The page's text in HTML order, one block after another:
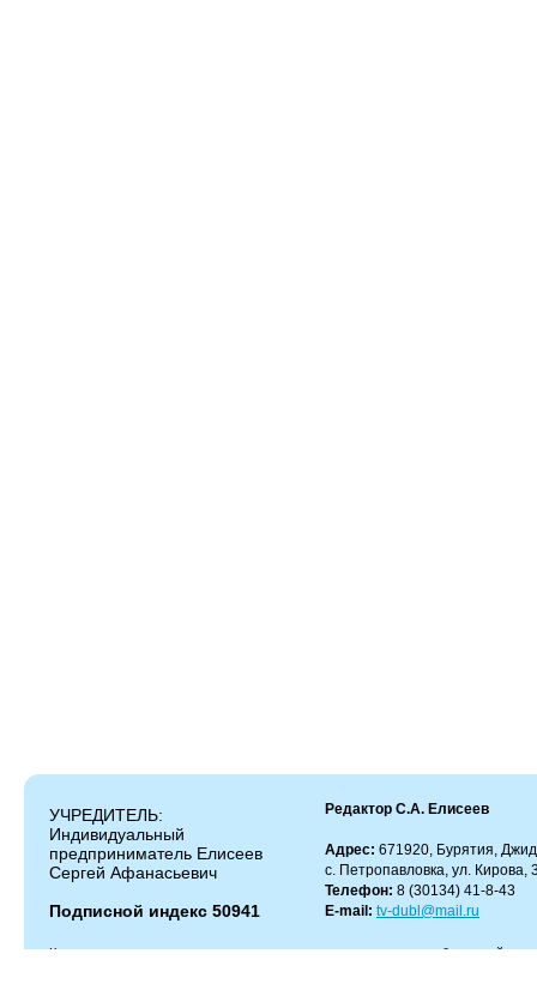
УЧРЕДИТЕЛЬ:
Индивидуальный
предприниматель Елисеев
Сергей Афанасьевич
Подписной индекс 50941
Редактор С.А. Елисеев
Адрес: 671920, Бурятия,
с. Петропавловка, ул. Кирова,
Телефон: 8 (30134) 41-8-43
E-mail: tv-dubl@mail.ru
Копирование и цитирование материалов разрешено только с работающей